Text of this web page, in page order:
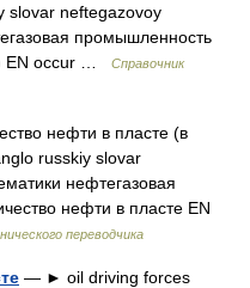
slovar neftegazovoy
промышленность
EN occur …
Справочник
нефти в пласте (в
russkiy slovar
нефтегазовая
нефти в пласте EN
переводчика
— ► oil driving forces